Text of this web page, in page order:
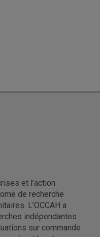
et l’action
de recherche
L’OCCAH a
indépendantes
sur commande